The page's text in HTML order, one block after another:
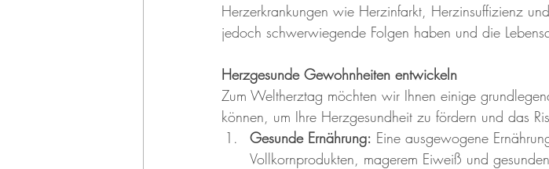
Herzerkrankungen wie Herzinfarkt, Herzinsuffizienz
jedoch schwerwiegende Folgen haben und die
Herzgesunde Gewohnheiten entwickeln
Zum Weltherztag möchten wir Ihnen einige
können, um Ihre Herzgesundheit zu fördern und das
Gesunde Ernährung: Eine ausgewogene
Vollkornprodukten, magerem Eiweiß und